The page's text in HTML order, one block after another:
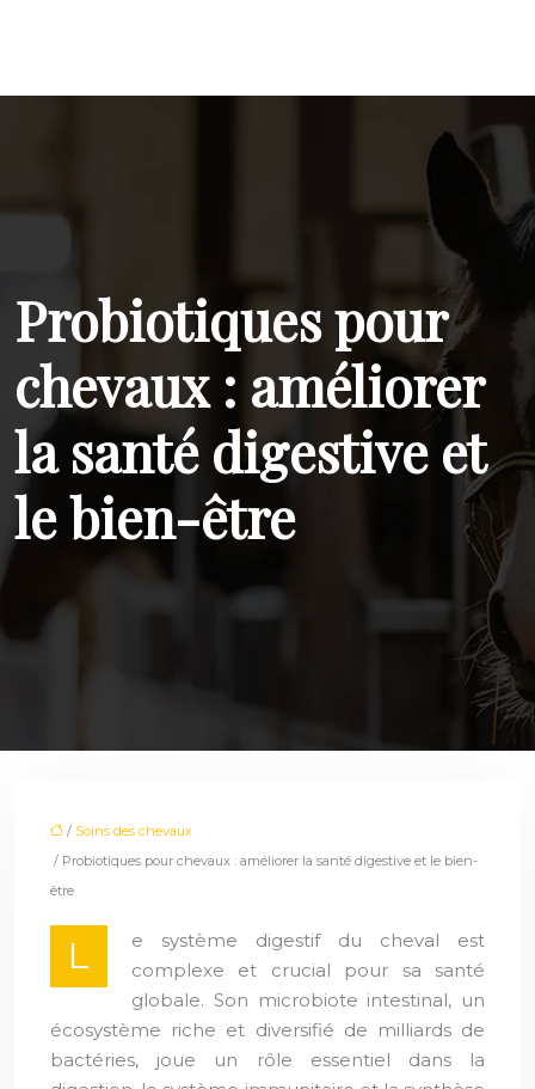
Probiotiques pour
chevaux : améliorer
la santé digestive et
le bien-être
/ Soins des chevaux
/ Probiotiques pour chevaux : améliorer la santé digestive et le bien-
être
L
e système digestif du cheval est
complexe et crucial pour sa santé
globale. Son microbiote intestinal, un
écosystème riche et diversifié de milliards de
bactéries, joue un rôle essentiel dans la